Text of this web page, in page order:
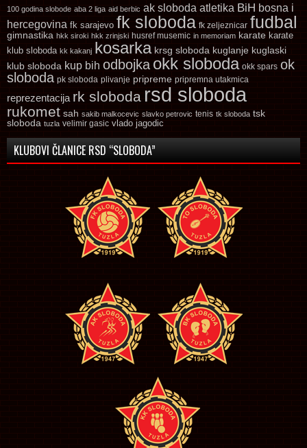
100 godina slobode aba 2 liga aid berbic ak sloboda atletika BiH bosna i
hercegovina fk sarajevo fk sloboda fk zeljeznicar fudbal
gimnastika hkk siroki hkk zrinjski husref musemic in memoriam karate karate
klub sloboda kk kakanj kosarka krsg sloboda kuglanje kuglaski
klub sloboda kup bih odbojka okk sloboda okk spars ok
sloboda pk sloboda plivanje pripreme pripremna utakmica
reprezentacija rk sloboda rsd sloboda
rukomet sah sakib malkocevic slavko petrovic tenis tk sloboda tsk
sloboda tuzla velimir gasic vlado jagodic
KLUBOVI ČLANICE RSD “SLOBODA”